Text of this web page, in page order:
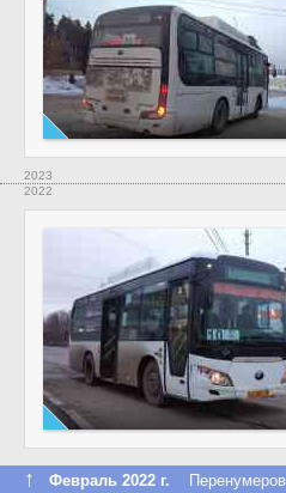
2023
2022
↑ Февраль 2022 г.